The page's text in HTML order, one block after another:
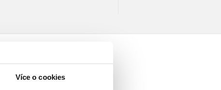
Více o cookies